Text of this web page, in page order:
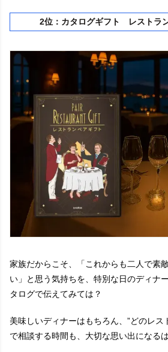
2位：カタログギフト レストラ
家族だからこそ、「これからも二人で素
い」と思う気持ちを、特別な日のディナ
タログで伝えてみては？
美味しいディナーはもちろん、”どのレス
で相談する時間も、大切な思い出になるは